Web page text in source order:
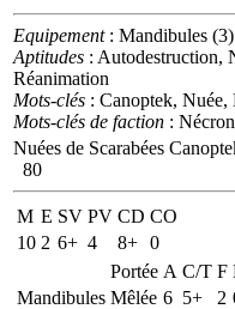
Equipement: Mandibules (3)
Aptitudes : Autodestruction,
Réanimation
Mots-clés : Canoptek, Nuée,
Mots-clés de faction :
Nuées de Scarabées
80
M E SV PV CD CO
10 2 6+ 4 8+ 0
Portée A C/T F
Mandibules Mêlée 6 5+ 2